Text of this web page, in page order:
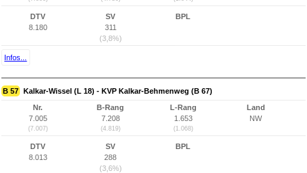
DTV
8.180
SV
311
(3,8%)
BPL
Infos...
B 57 Kalkar-Wissel (L 18) - KVP Kalkar-Behmenweg (B 67)
Nr.
7.005
(7.007)
B-Rang
7.208
(4.819)
L-Rang
1.653
(1.068)
Land
NW
DTV
8.013
SV
288
(3,6%)
BPL